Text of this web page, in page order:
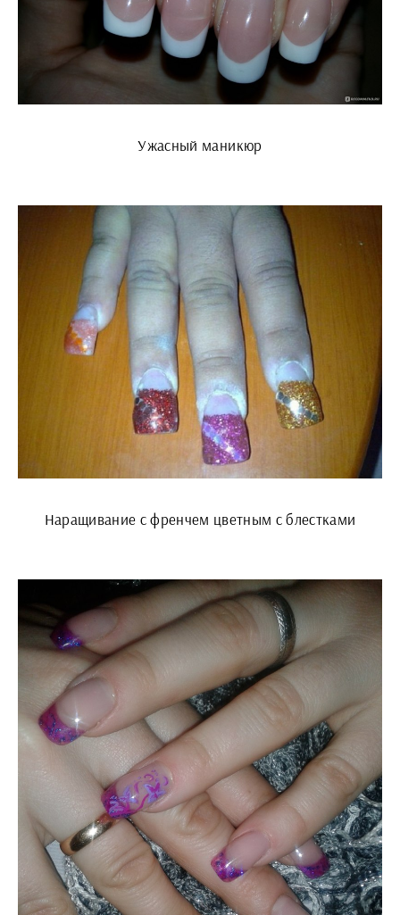
Ужасный маникюр
Наращивание с френчем цветным с блестками